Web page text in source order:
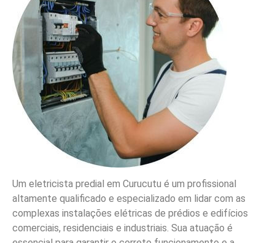
Um eletricista predial em Curucutu é um profissional
altamente qualificado e especializado em lidar com as
complexas instalações elétricas de prédios e edifícios
comerciais, residenciais e industriais. Sua atuação é